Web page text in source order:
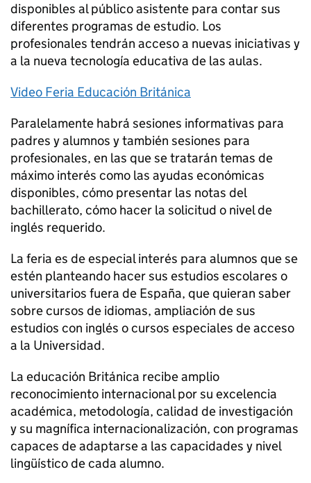
disponibles al público asistente para contar sus
diferentes programas de estudio. Los
profesionales tendrán acceso a nuevas iniciativas y
a la nueva tecnología educativa de las aulas.
Video Feria Educación Británica
Paralelamente habrá sesiones informativas para
padres y alumnos y también sesiones para
profesionales, en las que se tratarán temas de
máximo interés como las ayudas económicas
disponibles, cómo presentar las notas del
bachillerato, cómo hacer la solicitud o nivel de
inglés requerido.
La feria es de especial interés para alumnos que se
estén planteando hacer sus estudios escolares o
universitarios fuera de España, que quieran saber
sobre cursos de idiomas, ampliación de sus
estudios con inglés o cursos especiales de acceso
a la Universidad.
La educación Británica recibe amplio
reconocimiento internacional por su excelencia
académica, metodología, calidad de investigación
y su magnífica internacionalización, con programas
capaces de adaptarse a las capacidades y nivel
lingüístico de cada alumno.